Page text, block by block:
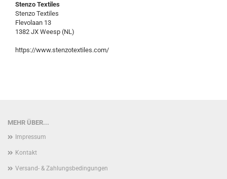
Stenzo Textiles
Stenzo Textiles
Flevolaan 13
1382 JX Weesp (NL)
https://www.stenzotextiles.com/
MEHR ÜBER...
Impressum
Kontakt
Versand- & Zahlungsbedingungen